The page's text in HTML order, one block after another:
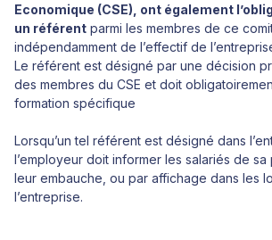
Economique (CSE), ont également
un référent parmi les membres de ce
indépendamment de l’effectif de
Le référent est désigné par une décision
des membres du CSE et doit
formation spécifique
Lorsqu’un tel référent est désigné dans
l’employeur doit informer les salariés de
leur embauche, ou par affichage dans les
l’entreprise.